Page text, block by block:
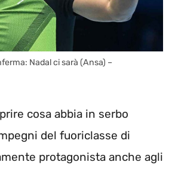
Nadal ci sarà (Ansa) –
cosa abbia in serbo
del fuoriclasse di
protagonista anche agli